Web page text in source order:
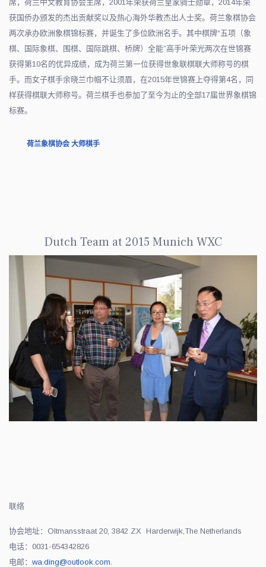
席，荷兰中文教育协会主席，2001年荣获荷兰皇家骑士勋章，2014年荣
获国侨办颁发的杰出贡献奖以及热心海外华教杰出人士奖。荷兰象棋协会
两次承办欧洲象棋锦标赛，并诞生了多位欧洲名手。其中棋牌“五项（象
棋、国际象棋、围棋、国际跳棋、桥牌）全能”高手叶荣光两次在世锦赛
获得第10名的优异成绩，成为荷兰第一位获得世象联棋联大师称号的棋
手。而女子棋手余晓兰巾帼不让须眉，在2015年世锦赛上夺得第4名，同
样获得棋联大师称号。荷兰棋手也参加了至今为止的全部17届世界象棋锦
标赛。
荷兰象棋协会 大师棋手
Dutch Team at 2015 Munich WXC
联络
协会地址：Oltmansstraat 20, 3842 ZX Harderwijk,The Netherlands
电话：0031-654342826
电邮： wa.ding@outlook.com